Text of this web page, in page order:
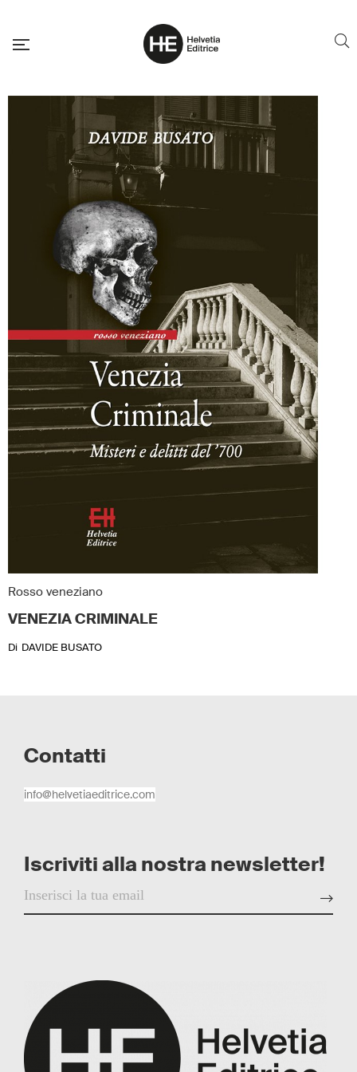
VENEZIA CRIMINALE
Rosso veneziano
Di DAVIDE BUSATO
Contatti
info@helvetiaeditrice.com
Iscriviti alla nostra newsletter!